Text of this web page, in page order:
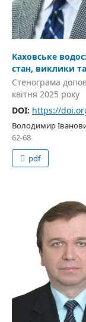
Каховське
стан, виклики
Стенограма
квітня 2025 року
DOI: https://
Володимир
62-68
pdf